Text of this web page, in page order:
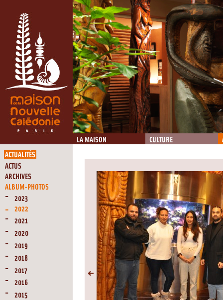
LA MAISON CULTURE
ACTUALITÉS
ACTUS
ARCHIVES
ALBUM-PHOTOS
2023
2022
2021
2020
2019
2018
2017
2016
2015